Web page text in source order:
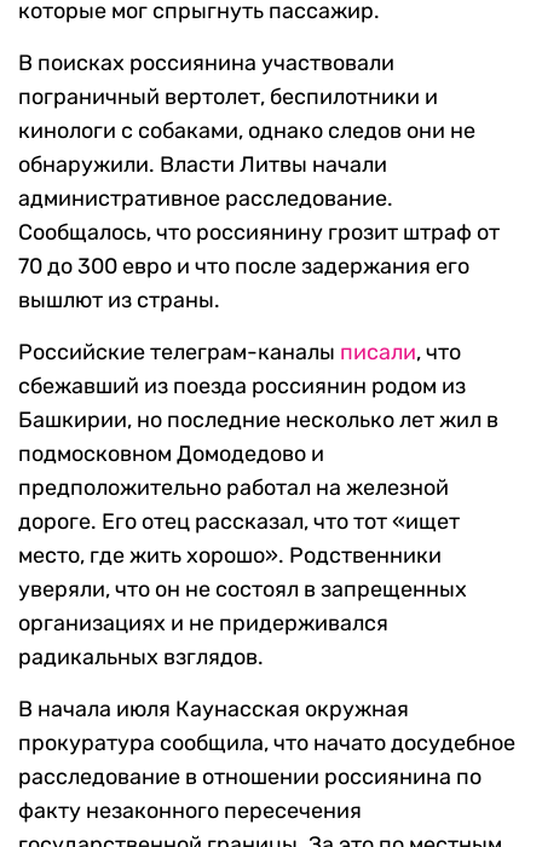
которые мог спрыгнуть пассажир.
В поисках россиянина участвовали
пограничный вертолет, беспилотники и
кинологи с собаками, однако следов они не
обнаружили. Власти Литвы начали
административное расследование.
Сообщалось, что россиянину грозит штраф от
70 до 300 евро и что после задержания его
вышлют из страны.
Российские телеграм-каналы писали, что
сбежавший из поезда россиянин родом из
Башкирии, но последние несколько лет жил в
подмосковном Домодедово и
предположительно работал на железной
дороге. Его отец рассказал, что тот «ищет
место, где жить хорошо». Родственники
уверяли, что он не состоял в запрещенных
организациях и не придерживался
радикальных взглядов.
В начала июля Каунасская окружная
прокуратура сообщила, что начато досудебное
расследование в отношении россиянина по
факту незаконного пересечения